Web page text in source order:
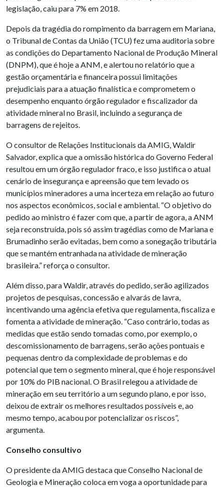
legislação, caiu para 7% em 2018.
Depois da tragédia do rompimento da barragem em Mariana,
o Tribunal de Contas da União (TCU) fez uma auditoria sobre
as condições do Departamento Nacional de Produção Mineral
(DNPM), que é hoje a ANM, e alertou no relatório que a
gestão orçamentária e financeira possui limitações
prejudiciais para a atuação finalística e comprometem o
desempenho enquanto órgão regulador e fiscalizador da
atividade mineral no Brasil, incluindo a segurança de
barragens de rejeitos.
O consultor de Relações Institucionais da AMIG, Waldir
Salvador, explica que a omissão histórica do Governo Federal
resultou em um órgão regulador fraco, e isso justifica o atual
cenário de insegurança e apreensão que tem levado os
municípios mineradores a uma incerteza em relação ao futuro
nos aspectos econômicos, social e ambiental. “O objetivo do
pedido ao ministro é fazer com que, a partir de agora, a ANM
seja reconstruída, pois só assim tragédias como de Mariana e
Brumadinho serão evitadas, bem como a sonegação tributária
que se mantém entranhada na atividade de mineração
brasileira.” reforça o consultor.
Além disso, para Waldir, através do pedido, serão agilizados
projetos de pesquisas, concessão e alvarás de lavra,
incentivando uma agência efetiva que regulamenta, fiscaliza e
fomenta a atividade de mineração. “Caso contrário, todas as
medidas que estão sendo tomadas como, por exemplo, o
descomissionamento de barragens, serão ações pontuais e
pequenas dentro da complexidade de problemas e do
potencial que tem o segmento mineral, que é hoje responsável
por 10% do PIB nacional. O Brasil relegou a atividade de
mineração em seu território a um segundo plano, e por isso,
deixou de extrair os melhores resultados possíveis e, ao
mesmo tempo, acabou por potencializar os riscos”,
argumenta.
Conselho consultivo
O presidente da AMIG destaca que Conselho Nacional de
Geologia e Mineração coloca em voga a oportunidade para